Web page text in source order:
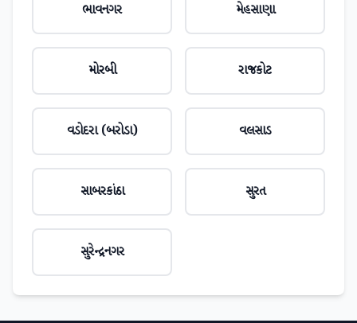
ભાવનગર મેહસાણા
મોરબી રાજકોટ
વડોદરા (બરોડા) વલસાડ
સાબરકાંઠા સુરત
સુરેન્દ્રનગર